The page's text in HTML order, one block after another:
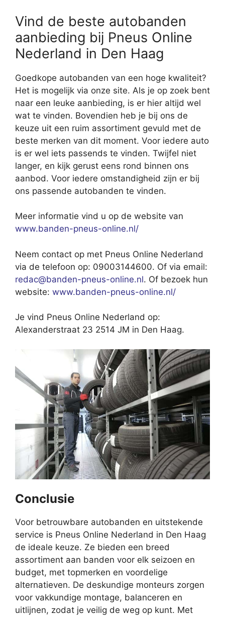
Vind de beste autobanden
aanbieding bij Pneus Online
Nederland in Den Haag
Goedkope autobanden van een hoge kwaliteit?
Het is mogelijk via onze site. Als je op zoek bent
naar een leuke aanbieding, is er hier altijd wel
wat te vinden. Bovendien heb je bij ons de
keuze uit een ruim assortiment gevuld met de
beste merken van dit moment. Voor iedere auto
is er wel iets passends te vinden. Twijfel niet
langer, en kijk gerust eens rond binnen ons
aanbod. Voor iedere omstandigheid zijn er bij
ons passende autobanden te vinden.
Meer informatie vind u op de website van
www.banden-pneus-online.nl/
Neem contact op met Pneus Online Nederland
via de telefoon op: 09003144600. Of via email:
redac@banden-pneus-online.nl. Of bezoek hun
website: www.banden-pneus-online.nl/
Je vind Pneus Online Nederland op:
Alexanderstraat 23 2514 JM in Den Haag.
Conclusie
Voor betrouwbare autobanden en uitstekende
service is Pneus Online Nederland in Den Haag
de ideale keuze. Ze bieden een breed
assortiment aan banden voor elk seizoen en
budget, met topmerken en voordelige
alternatieven. De deskundige monteurs zorgen
voor vakkundige montage, balanceren en
uitlijnen, zodat je veilig de weg op kunt. Met